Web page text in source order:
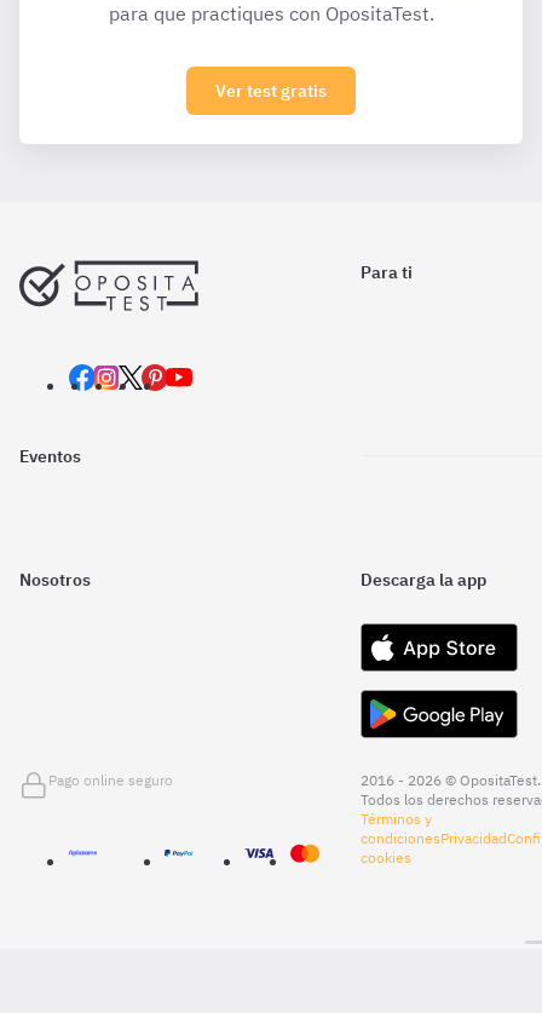
para que practiques con OpositaTest.
Ver test gratis
Para ti
Eventos
Nosotros Descarga la app
Pago online seguro
2016 - 2026 © OpositaTest.
Todos los derechos
Términos y
condicionesPrivacidad
cookies